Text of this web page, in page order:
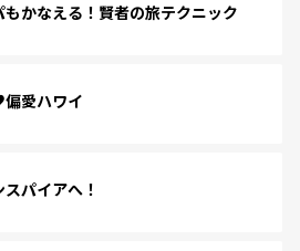
かなえる！賢者の旅テクニック
愛ハワイ
パイアへ！